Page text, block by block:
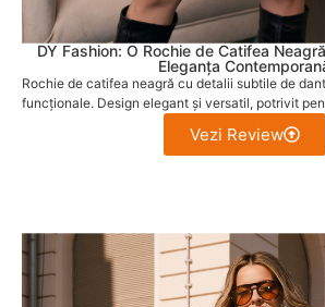
DY Fashion: O Rochie de Catifea
Eleganța
Rochie de catifea neagră cu detalii subtile de
funcționale. Design elegant și versatil, potrivit
Vezi Review